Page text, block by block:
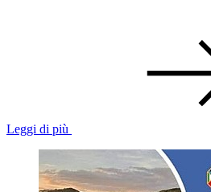
Leggi di più